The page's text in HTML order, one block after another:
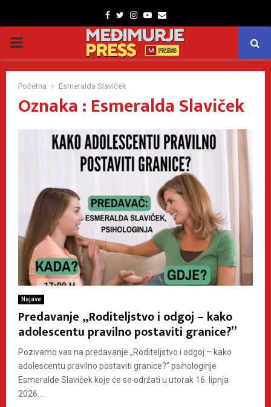
Facebook
TwitterInstagram
Youtube
Email
PRIMARY
MENU
Početna Esmeralda Slaviček
Oznaka : Esmeralda Slaviček
Najave
Predavanje „Roditeljstvo i odgoj – kako
adolescentu pravilno postaviti granice?”
Pozivamo vas na predavanje „Roditeljstvo i odgoj – kako
adolescentu pravilno postaviti granice?” psihologinje
Esmeralde Slaviček koje će se održati u utorak 16. lipnja
2026....